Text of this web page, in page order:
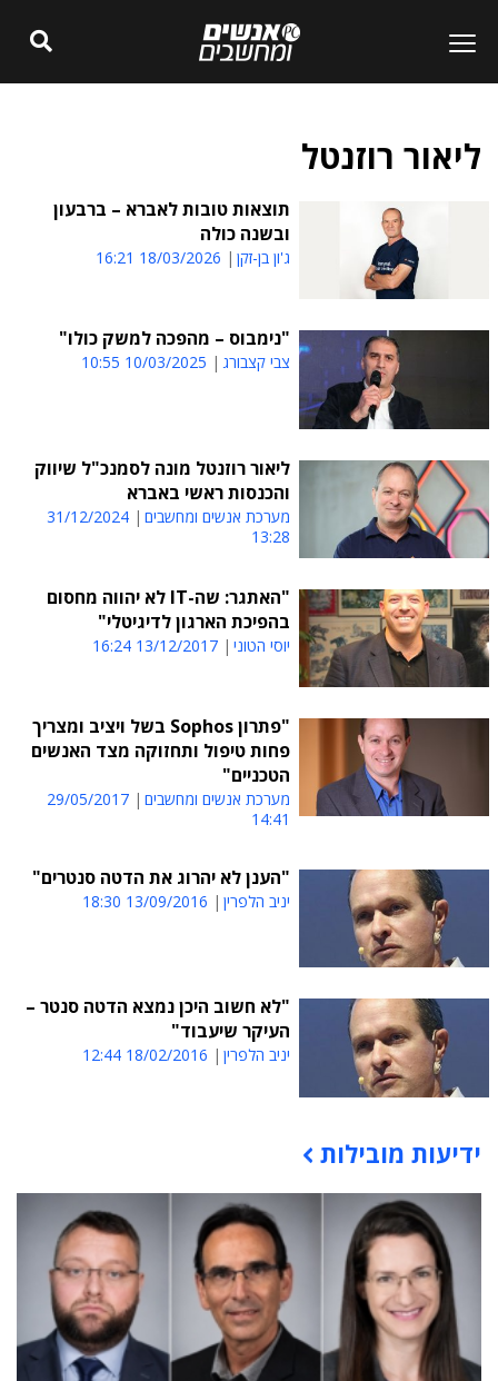
ליאור רוזנטל
תוצאות טובות לאברא – ברבעון
ובשנה כולה
ג'ון בן-זקן 18/03/2026 16:21
"נימבוס – מהפכה למשק כולו"
צבי קצבורג 10/03/2025 10:55
ליאור רוזנטל מונה לסמנכ"ל שיווק
והכנסות ראשי באברא
מערכת אנשים ומחשבים
31/12/2024
13:28
"האתגר: שה-IT לא יהווה מחסום
בהפיכת הארגון לדיגיטלי"
יוסי הטוני 13/12/2017 16:24
"פתרון Sophos בשל ויציב ומצריך
פחות טיפול ותחזוקה מצד האנשים
הטכניים"
מערכת אנשים ומחשבים
29/05/2017
14:41
"הענן לא יהרוג את הדטה סנטרים"
יניב הלפרין 13/09/2016 18:30
"לא חשוב היכן נמצא הדטה סנטר –
העיקר שיעבוד"
יניב הלפרין 18/02/2016 12:44
תוכן פרסומי
ידיעות מובילות